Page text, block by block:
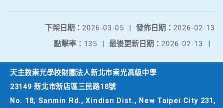
發佈日期： 2026-02-13
下架日期： 2026-03-05
|
最後更新日期： 2026-02-13 |
點擊率： 135 |
天主教崇光學校財團法人新北市崇光高級中學
23149 新北市新店區三民路18號
No. 18, Sanmin Rd., Xindian Dist., New Taipei City 231,